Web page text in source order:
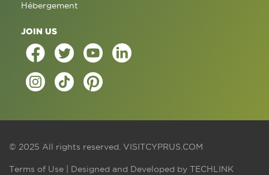
Hébergement
JOIN US
© 2025 All rights reserved. VISITCYPRUS.COM
Terms of Use | Designed and Developed by TECHLINK